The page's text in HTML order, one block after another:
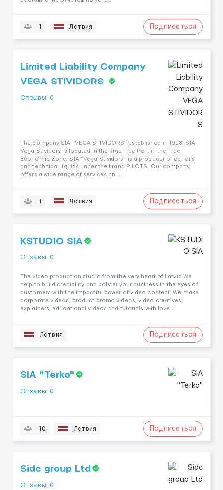
1 Латвия Подписаться
Limited Liability Company
VEGA STIVIDORS
Отзывы: 0
The company SIA “VEGA STIVIDORS” established in 1998. SIA
Vega Stividors is located in the Riga Free Port in the Free
Economic Zone. SIA “Vega Stividors” is a producer of car oils
and technical liquids under the brand PILOTS. Our company
offers a wide range of services on ...
1 Латвия Подписаться
KSTUDIO SIA
Отзывы: 0
The video production studio from the very heart of Latvia We
help to build credibility and bolster your business in the eyes of
customers with the impactful power of video content. We make
corporate videos, product promo videos, video creatives,
explainers, educational videos and tutorials with love...
Латвия Подписаться
SIA "Terko"
Отзывы: 0
10 Латвия Подписаться
Sidc group Ltd
Отзывы: 0